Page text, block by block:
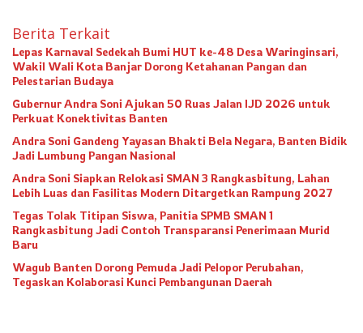
Berita Terkait
Lepas Karnaval Sedekah Bumi HUT ke-48 Desa Waringinsari,
Wakil Wali Kota Banjar Dorong Ketahanan Pangan dan
Pelestarian Budaya
Gubernur Andra Soni Ajukan 50 Ruas Jalan IJD 2026 untuk
Perkuat Konektivitas Banten
Andra Soni Gandeng Yayasan Bhakti Bela Negara, Banten Bidik
Jadi Lumbung Pangan Nasional
Andra Soni Siapkan Relokasi SMAN 3 Rangkasbitung, Lahan
Lebih Luas dan Fasilitas Modern Ditargetkan Rampung 2027
Tegas Tolak Titipan Siswa, Panitia SPMB SMAN 1
Rangkasbitung Jadi Contoh Transparansi Penerimaan Murid
Baru
Wagub Banten Dorong Pemuda Jadi Pelopor Perubahan,
Tegaskan Kolaborasi Kunci Pembangunan Daerah